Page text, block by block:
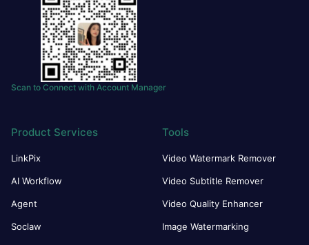
Scan to Connect with Account Manager
Product Services
LinkPix
AI Workflow
Agent
Soclaw
Tools
Video Watermark Remover
Video Subtitle Remover
Video Quality Enhancer
Image Watermarking